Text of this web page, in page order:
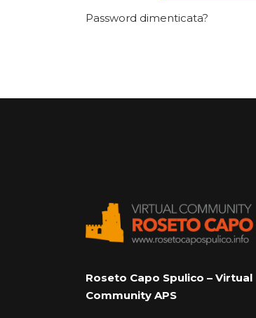
Password dimenticata?
Roseto Capo Spulico – Virtual
Community APS